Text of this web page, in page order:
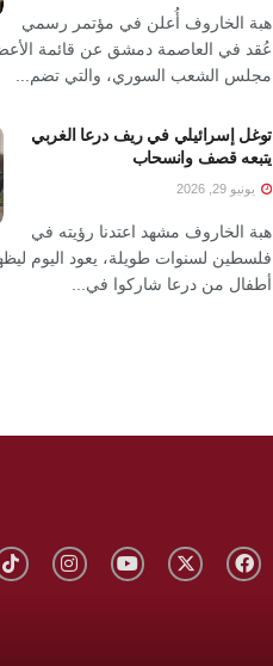
هبة الخاروف أُعلن في مؤتمر رسمي
عُقد في العاصمة دمشق عن قائمة
مجلس الشعب السوري، والتي تضم...
توغل إسرائيلي في ريف درعا الغربي
يتبعه قصف وانسحاب
يونيو 29, 2026
هبة الخاروف مشهد اعتدنا رؤيته في
فلسطين لسنوات طويلة، يعود اليوم
أطفال من درعا شاركوا في...